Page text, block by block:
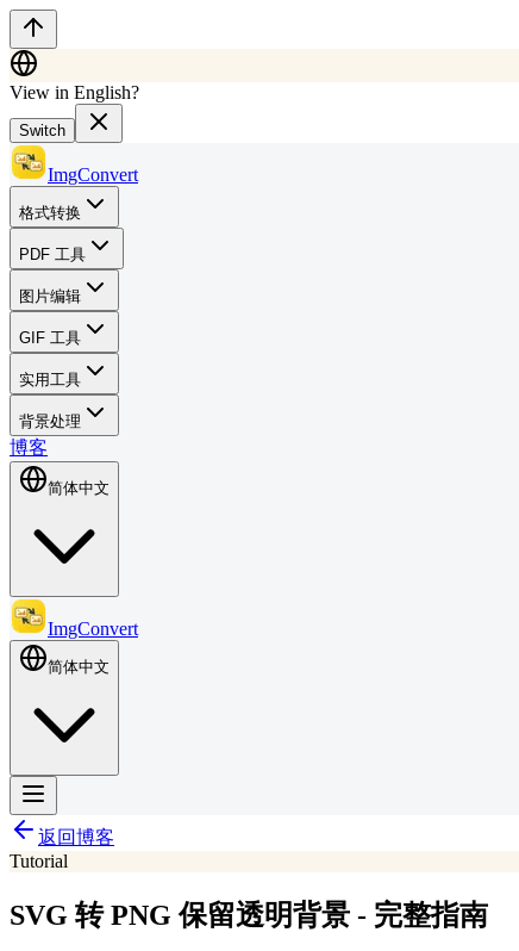
View in English?
Switch
ImgConvert
格式转换
PDF 工具
图片编辑
GIF 工具
实用工具
背景处理
博客
简体中文
ImgConvert
简体中文
返回博客
Tutorial
SVG 转 PNG 保留透明背景 - 完整指南